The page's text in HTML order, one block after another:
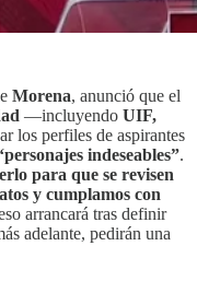
Morena, anunció que el
—incluyendo UIF,
los perfiles de aspirantes
indeseables”.
para que se revisen
y cumplamos con
arrancará tras definir
adelante, pedirán una